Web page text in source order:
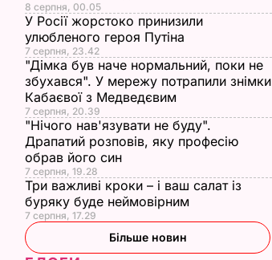
8 серпня, 00.05
У Росії жорстоко принизили
улюбленого героя Путіна
7 серпня, 23.42
"Дімка був наче нормальний, поки не
збухався". У мережу потрапили знімки
Кабаєвої з Медведєвим
7 серпня, 20.39
"Нічого нав'язувати не буду".
Драпатий розповів, яку професію
обрав його син
7 серпня, 19.28
Три важливі кроки – і ваш салат із
буряку буде неймовірним
7 серпня, 17.29
Більше новин